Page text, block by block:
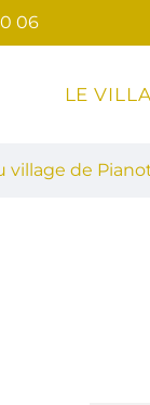
06
du
LE
village de